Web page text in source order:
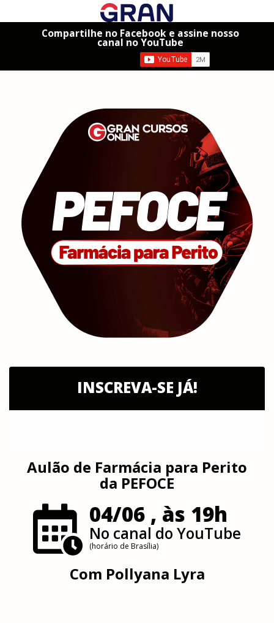
Compartilhe no Facebook e assine nosso
canal no YouTube
INSCREVA-SE JÁ!
Aulão de Farmácia para Perito
da PEFOCE
04/06 , às 19h
No canal do YouTube
(horário de Brasília)
Com Pollyana Lyra